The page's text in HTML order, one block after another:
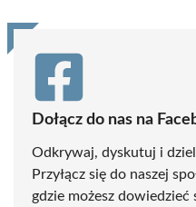
Dołącz do nas na
Odkrywaj, dyskutuj i
Przyłącz się do naszej
gdzie możesz